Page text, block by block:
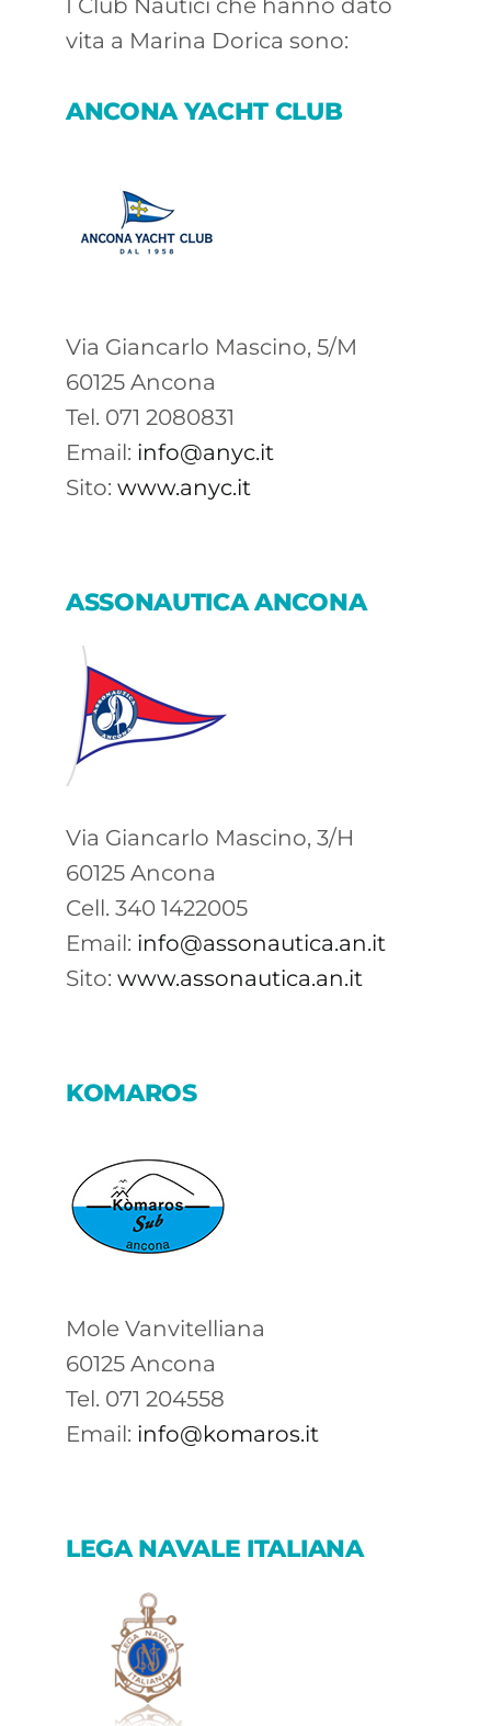
I Club Nautici che hanno dato
vita a Marina Dorica sono:
ANCONA YACHT CLUB
Via Giancarlo Mascino, 5/M
60125 Ancona
Tel. 071 2080831
Email: info@anyc.it
Sito: www.anyc.it
ASSONAUTICA ANCONA
Via Giancarlo Mascino, 3/H
60125 Ancona
Cell. 340 1422005
Email: info@assonautica.an.it
Sito: www.assonautica.an.it
KOMAROS
Mole Vanvitelliana
60125 Ancona
Tel. 071 204558
Email: info@komaros.it
LEGA NAVALE ITALIANA